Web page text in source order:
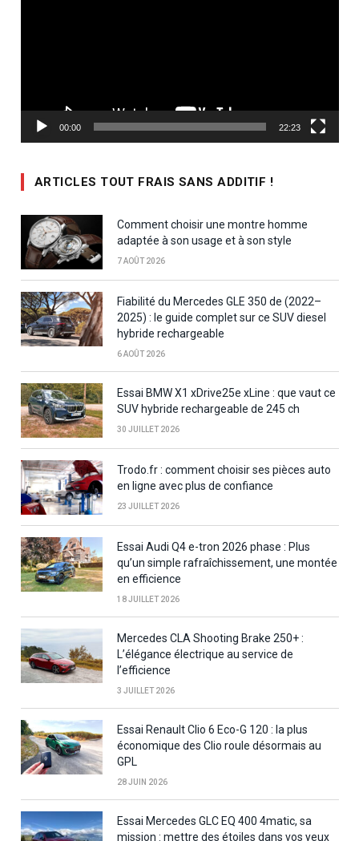
00:00 22:23
ARTICLES TOUT FRAIS SANS ADDITIF !
Comment choisir une montre homme
adaptée à son usage et à son style
7 AOÛT 2026
Fiabilité du Mercedes GLE 350 de (2022–
2025) : le guide complet sur ce SUV diesel
hybride rechargeable
6 AOÛT 2026
Essai BMW X1 xDrive25e xLine : que vaut ce
SUV hybride rechargeable de 245 ch
30 JUILLET 2026
Trodo.fr : comment choisir ses pièces auto
en ligne avec plus de confiance
23 JUILLET 2026
Essai Audi Q4 e-tron 2026 phase : Plus
qu’un simple rafraîchissement, une montée
en efficience
18 JUILLET 2026
Mercedes CLA Shooting Brake 250+ :
L’élégance électrique au service de
l’efficience
3 JUILLET 2026
Essai Renault Clio 6 Eco-G 120 : la plus
économique des Clio roule désormais au
GPL
28 JUIN 2026
Essai Mercedes GLC EQ 400 4matic, sa
mission : mettre des étoiles dans vos yeux